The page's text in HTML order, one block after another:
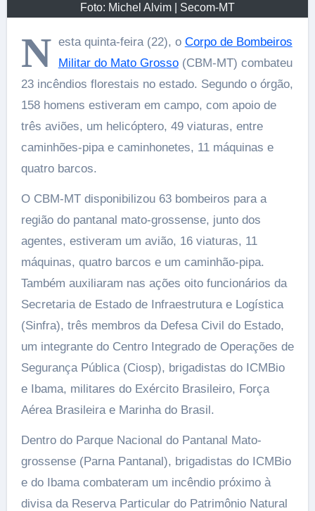
Foto: Michel Alvim | Secom-MT
N esta quinta-feira (22), o Corpo de Bombeiros
Militar do Mato Grosso(CBM-MT) combateu
23 incêndios florestais no estado. Segundo o órgão,
158 homens estiveram em campo, com apoio de
três aviões, um helicóptero, 49 viaturas, entre
caminhões-pipa e caminhonetes, 11 máquinas e
quatro barcos.
O CBM-MT disponibilizou 63 bombeiros para a
região do pantanal mato-grossense, junto dos
agentes, estiveram um avião, 16 viaturas, 11
máquinas, quatro barcos e um caminhão-pipa.
Também auxiliaram nas ações oito funcionários da
Secretaria de Estado de Infraestrutura e Logística
(Sinfra), três membros da Defesa Civil do Estado,
um integrante do Centro Integrado de Operações de
Segurança Pública (Ciosp), brigadistas do ICMBio
e Ibama, militares do Exército Brasileiro, Força
Aérea Brasileira e Marinha do Brasil.
Dentro do Parque Nacional do Pantanal Mato-
grossense (Parna Pantanal), brigadistas do ICMBio
e do Ibama combateram um incêndio próximo à
divisa da Reserva Particular do Patrimônio Natural